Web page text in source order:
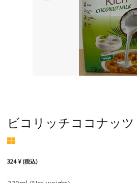
ビコリッチココナッツ
324 ¥ (税込)